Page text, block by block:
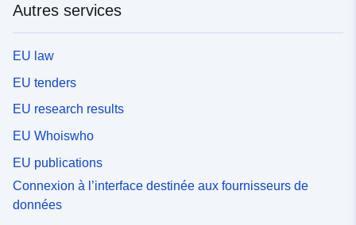
Autres services
EU law
EU tenders
EU research results
EU Whoiswho
EU publications
Connexion à l’interface destinée aux fournisseurs de
données